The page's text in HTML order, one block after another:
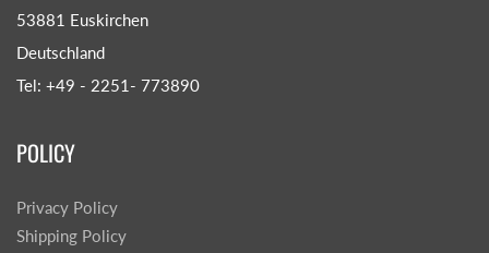
53881 Euskirchen
Deutschland
Tel: +49 - 2251- 773890
POLICY
Privacy Policy
Shipping Policy